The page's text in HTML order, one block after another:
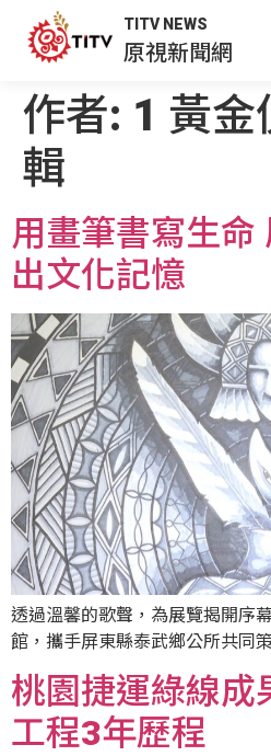
TITV NEWS
原視新聞網
作者: 1 黃金
輯
用畫筆書寫生命
出文化記憶
透過溫馨的歌聲，為展覽揭開序
館，攜手屏東縣泰武鄉公所共同
桃園捷運綠線成
工程3年歷程